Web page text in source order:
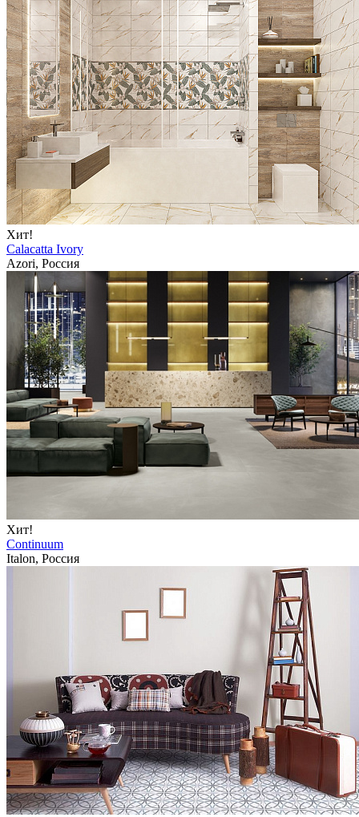
Хит!
Calacatta Ivory
Azori, Россия
Хит!
Continuum
Italon, Россия